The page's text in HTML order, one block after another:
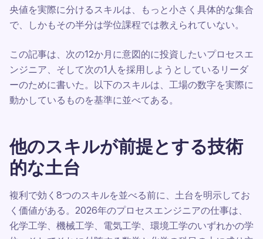
央値を実際に分けるスキルは、もっと小さく具体的な集合
で、しかもその半分は学位課程では教えられていない。
この記事は、次の12か月に意図的に投資したいプロセスエ
ンジニア、そして次の1人を採用しようとしているリーダ
ーのために書いた。以下のスキルは、工場の数字を実際に
動かしているものを基準に並べてある。
他のスキルが前提とする技術
的な土台
複利で効く8つのスキルを並べる前に、土台を明示してお
く価値がある。2026年のプロセスエンジニアの仕事は、
化学工学、機械工学、電気工学、環境工学のいずれかの学